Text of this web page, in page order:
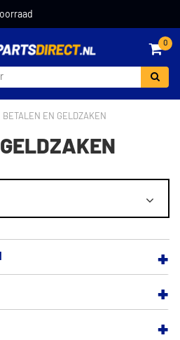
0
BETALEN EN GELDZAKEN